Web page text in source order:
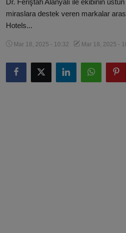
Köşe Yazıları
Gizlilik Politikası
Çerez Politikası
Kullanım Şartnamesi
Dr. Feriştah Alanyalı ile ekibinin
miraslara destek veren markalar
Hotels...
Mar 18, 2025 - 10:32 Mar 18, 2025 -